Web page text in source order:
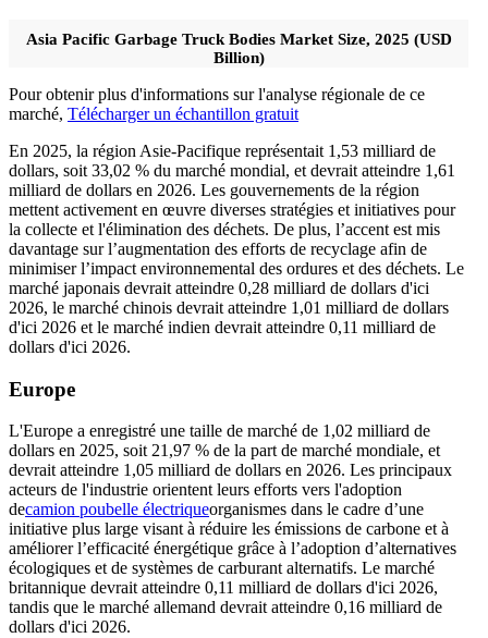
Asia Pacific Garbage Truck Bodies Market Size, 2025 (USD
Billion)
Pour obtenir plus d'informations sur l'analyse régionale de ce
marché, Télécharger un échantillon gratuit
En 2025, la région Asie-Pacifique représentait 1,53 milliard de
dollars, soit 33,02 % du marché mondial, et devrait atteindre 1,61
milliard de dollars en 2026. Les gouvernements de la région
mettent activement en œuvre diverses stratégies et initiatives pour
la collecte et l'élimination des déchets. De plus, l’accent est mis
davantage sur l’augmentation des efforts de recyclage afin de
minimiser l’impact environnemental des ordures et des déchets. Le
marché japonais devrait atteindre 0,28 milliard de dollars d'ici
2026, le marché chinois devrait atteindre 1,01 milliard de dollars
d'ici 2026 et le marché indien devrait atteindre 0,11 milliard de
dollars d'ici 2026.
Europe
L'Europe a enregistré une taille de marché de 1,02 milliard de
dollars en 2025, soit 21,97 % de la part de marché mondiale, et
devrait atteindre 1,05 milliard de dollars en 2026. Les principaux
acteurs de l'industrie orientent leurs efforts vers l'adoption
decamion poubelle électriqueorganismes dans le cadre d’une
initiative plus large visant à réduire les émissions de carbone et à
améliorer l’efficacité énergétique grâce à l’adoption d’alternatives
écologiques et de systèmes de carburant alternatifs. Le marché
britannique devrait atteindre 0,11 milliard de dollars d'ici 2026,
tandis que le marché allemand devrait atteindre 0,16 milliard de
dollars d'ici 2026.